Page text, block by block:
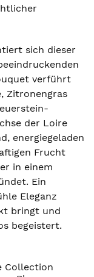
sich dieser
verführt
Zitronengras
der Loire
energiegeladen
Frucht
in einem
Ein
Eleganz
bringt und
begeistert.
Collection